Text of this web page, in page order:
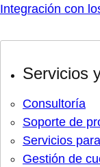
Integración con
Servicios
Consultoría
Soporte de
Servicios
Gestión de